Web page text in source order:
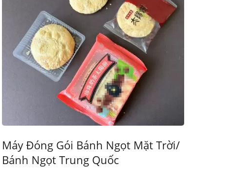
Máy Đóng Gói Bánh Ngọt Mặt Trời/
Bánh Ngọt Trung Quốc